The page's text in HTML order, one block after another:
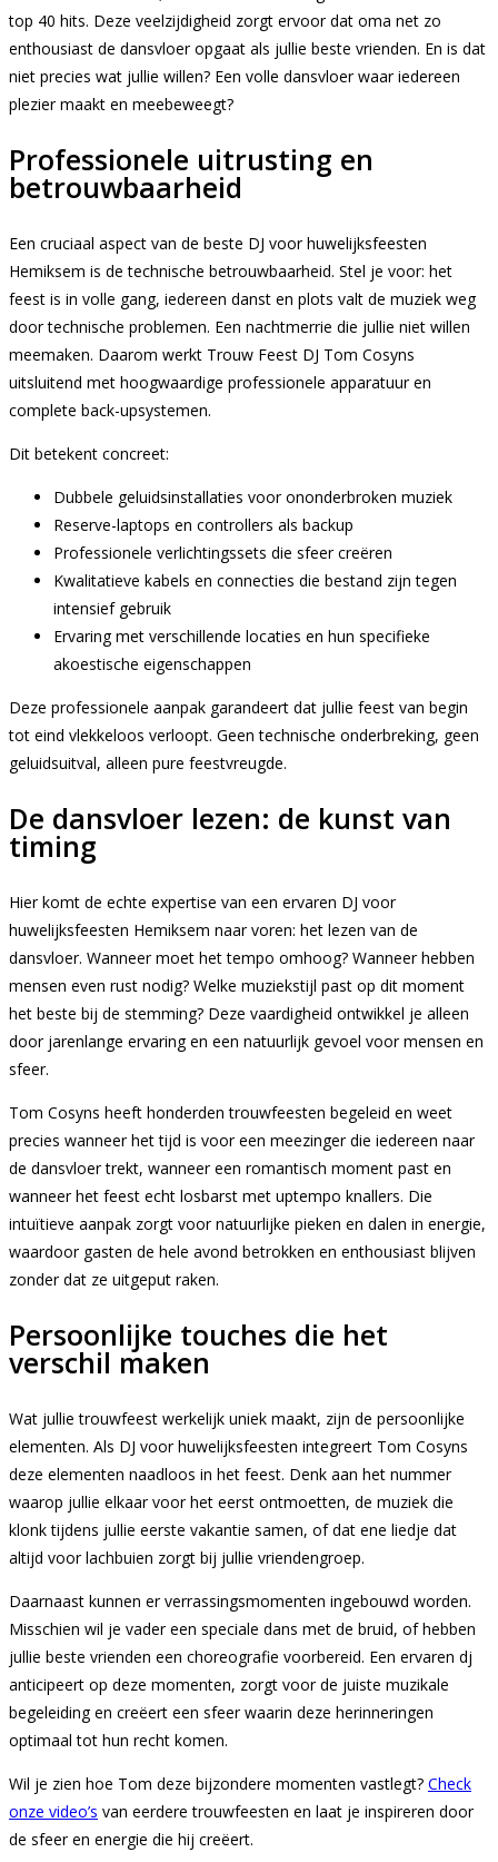
top 40 hits. Deze veelzijdigheid zorgt ervoor dat oma net zo
enthousiast de dansvloer opgaat als jullie beste vrienden. En is dat
niet precies wat jullie willen? Een volle dansvloer waar iedereen
plezier maakt en meebeweegt?
Professionele uitrusting en
betrouwbaarheid
Een cruciaal aspect van de beste DJ voor huwelijksfeesten
Hemiksem is de technische betrouwbaarheid. Stel je voor: het
feest is in volle gang, iedereen danst en plots valt de muziek weg
door technische problemen. Een nachtmerrie die jullie niet willen
meemaken. Daarom werkt Trouw Feest DJ Tom Cosyns
uitsluitend met hoogwaardige professionele apparatuur en
complete back-upsystemen.
Dit betekent concreet:
Dubbele geluidsinstallaties voor ononderbroken muziek
Reserve-laptops en controllers als backup
Professionele verlichtingssets die sfeer creëren
Kwalitatieve kabels en connecties die bestand zijn tegen
intensief gebruik
Ervaring met verschillende locaties en hun specifieke
akoestische eigenschappen
Deze professionele aanpak garandeert dat jullie feest van begin
tot eind vlekkeloos verloopt. Geen technische onderbreking, geen
geluidsuitval, alleen pure feestvreugde.
De dansvloer lezen: de kunst van
timing
Hier komt de echte expertise van een ervaren DJ voor
huwelijksfeesten Hemiksem naar voren: het lezen van de
dansvloer. Wanneer moet het tempo omhoog? Wanneer hebben
mensen even rust nodig? Welke muziekstijl past op dit moment
het beste bij de stemming? Deze vaardigheid ontwikkel je alleen
door jarenlange ervaring en een natuurlijk gevoel voor mensen en
sfeer.
Tom Cosyns heeft honderden trouwfeesten begeleid en weet
precies wanneer het tijd is voor een meezinger die iedereen naar
de dansvloer trekt, wanneer een romantisch moment past en
wanneer het feest echt losbarst met uptempo knallers. Die
intuïtieve aanpak zorgt voor natuurlijke pieken en dalen in energie,
waardoor gasten de hele avond betrokken en enthousiast blijven
zonder dat ze uitgeput raken.
Persoonlijke touches die het
verschil maken
Wat jullie trouwfeest werkelijk uniek maakt, zijn de persoonlijke
elementen. Als DJ voor huwelijksfeesten integreert Tom Cosyns
deze elementen naadloos in het feest. Denk aan het nummer
waarop jullie elkaar voor het eerst ontmoetten, de muziek die
klonk tijdens jullie eerste vakantie samen, of dat ene liedje dat
altijd voor lachbuien zorgt bij jullie vriendengroep.
Daarnaast kunnen er verrassingsmomenten ingebouwd worden.
Misschien wil je vader een speciale dans met de bruid, of hebben
jullie beste vrienden een choreografie voorbereid. Een ervaren dj
anticipeert op deze momenten, zorgt voor de juiste muzikale
begeleiding en creëert een sfeer waarin deze herinneringen
optimaal tot hun recht komen.
Wil je zien hoe Tom deze bijzondere momenten vastlegt? Check
onze video’s van eerdere trouwfeesten en laat je inspireren door
de sfeer en energie die hij creëert.